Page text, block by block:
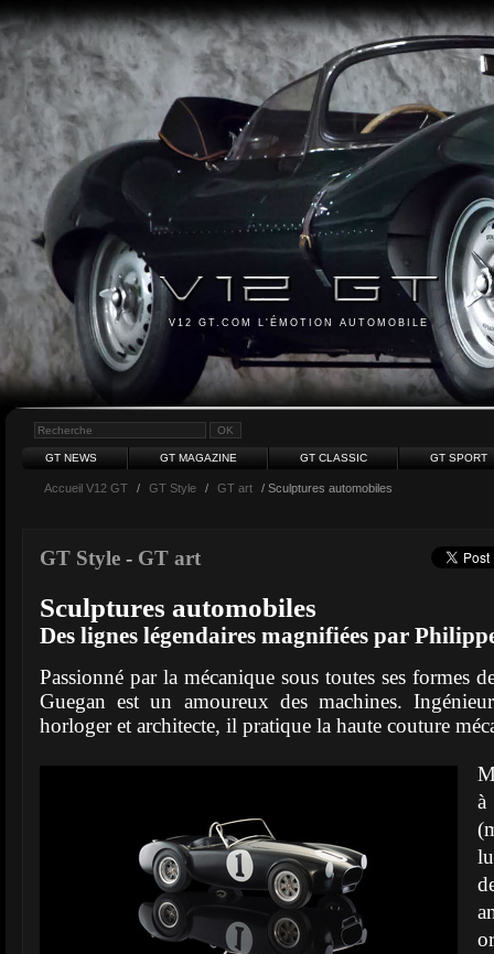
V12 GT.COM L'ÉMOTION AUTOMOBILE
GT NEWS GT MAGAZINE GT CLASSIC GT SPORT
Accueil V12 GT / GT Style / GT art / Sculptures automobiles
GT Style - GT art
Sculptures automobiles
Des lignes légendaires magnifiées par
Passionné par la mécanique sous toutes ses formes
Guegan est un amoureux des machines.
horloger et architecte, il pratique la haute couture
à